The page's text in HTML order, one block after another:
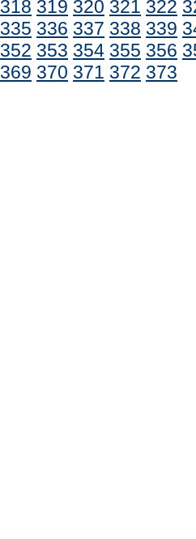
318 319 320 321 322
335 336 337 338 339
352 353 354 355 356
369 370 371 372 373